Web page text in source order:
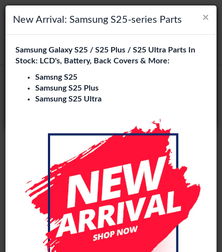
×
Wählen Sie Ihre Sprache
Es sieht so aus, als wären Sie in Vereinigte Staaten
Besuchen Sie
Navigation umschalten
suchen
Login
Service Pack
×
New Arrival: Samsung S25-series Parts
Samsung Galaxy S25 / S25 Plus / S25 Ultra Parts In
Stock: LCD's, Battery, Back Covers & More:
Samsng S25
Samsung S25 Plus
Samsung S25 Ultra